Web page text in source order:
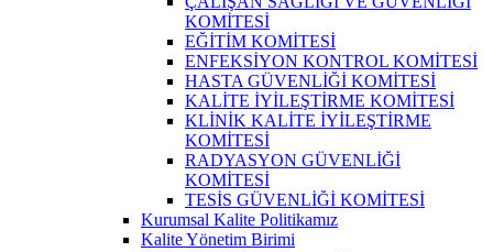
KOMİTESİ
EĞİTİM KOMİTESİ
ENFEKSİYON KONTROL KOMİTESİ
HASTA GÜVENLİĞİ KOMİTESİ
KALİTE İYİLEŞTİRME KOMİTESİ
KLİNİK KALİTE İYİLEŞTİRME
KOMİTESİ
RADYASYON GÜVENLİĞİ
KOMİTESİ
TESİS GÜVENLİĞİ KOMİTESİ
Kurumsal Kalite Politikamız
Kalite Yönetim Birimi